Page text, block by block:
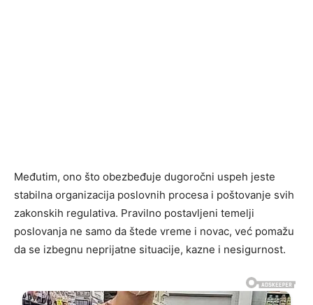
Međutim, ono što obezbeđuje dugoročni uspeh jeste
stabilna organizacija poslovnih procesa i poštovanje svih
zakonskih regulativa. Pravilno postavljeni temelji
poslovanja ne samo da štede vreme i novac, već pomažu
da se izbegnu neprijatne situacije, kazne i nesigurnost.